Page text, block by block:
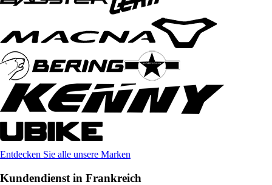
Entdecken Sie alle unsere Marken
Kundendienst in Frankreich